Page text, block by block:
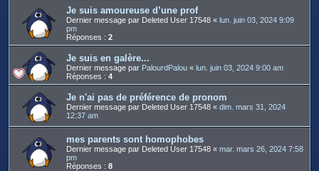
Je suis amoureuse d’une prof
Dernier message par Deleted User 17548 « lun. juin 03, 2024 9:09
pm
Réponses : 2
Je suis en galère...
Dernier message par PalourdPalou « lun. juin 03, 2024 9:00 am
Réponses : 4
Je n'ai pas de préférence de pronom
Dernier message par Deleted User 17548 « dim. mars 31, 2024
12:37 am
mes parents sont homophobes
Dernier message par Deleted User 17548 « mar. mars 26, 2024 7:58
pm
Réponses : 8